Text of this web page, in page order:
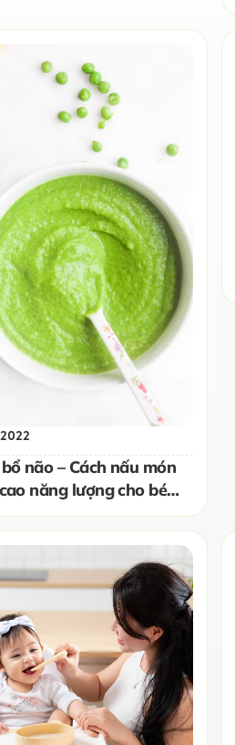
não – Cách nấu món
năng lượng cho bé